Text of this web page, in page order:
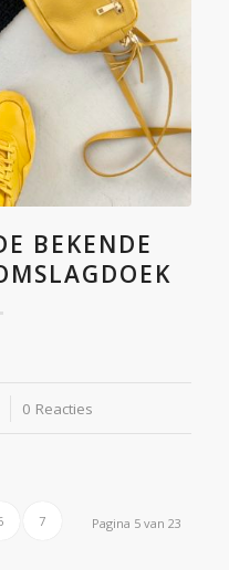
BEKENDE
0 Reacties
Pagina 5 van 23
7